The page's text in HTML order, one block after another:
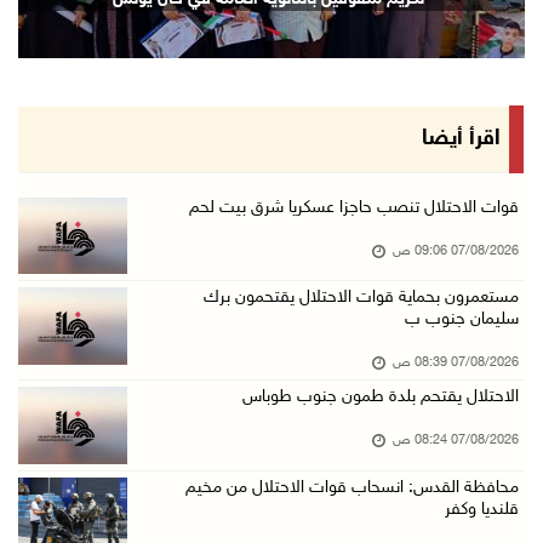
06/آب/2026 10:49 م
48 إصابة منذ بدء عدوان الاحتلال على مخيم قلند ...
الاحتلال يعتقل شابين من المغير
وزير الداخلية يبحث مع مكافحة المخدرات الدولي ...
06/آب/2026 10:01 م
06/آب/2026 09:59 م
06/آب/2026 09:17 م
إصابة مسن بجروح ورضوض إثر اعتداء جيش الاحتلال ...
ورشة توصي بخطة عاجلة لاستعادة التعليم الوجاهي ...
اقرأ أيضا
قوات الاحتلال تنصب حاجزا عسكريا شرق بيت لحم
07/08/2026 09:06 ص
مستعمرون بحماية قوات الاحتلال يقتحمون برك
سليمان جنوب ب
07/08/2026 08:39 ص
الاحتلال يقتحم بلدة طمون جنوب طوباس
07/08/2026 08:24 ص
محافظة القدس: انسحاب قوات الاحتلال من مخيم
قلنديا وكفر